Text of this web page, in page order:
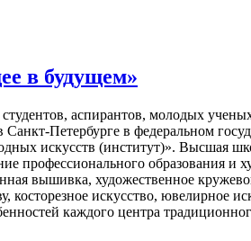
в будущем»
аспирантов, молодых
Петербурге в федеральном
искусств (институт)». Высшая
профессионального образования и
вышивка, художественное
косторезное искусство, ювелирное
каждого центра